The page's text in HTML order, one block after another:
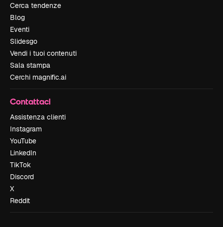
Cerca tendenze
Blog
Eventi
Slidesgo
Vendi i tuoi contenuti
Sala stampa
Cerchi magnific.ai
Contattaci
Assistenza clienti
Instagram
YouTube
LinkedIn
TikTok
Discord
X
Reddit